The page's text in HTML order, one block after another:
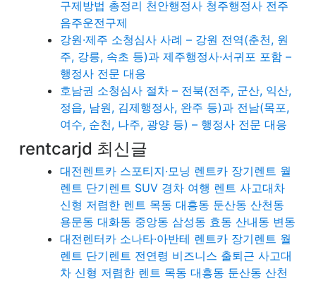
구제방법 총정리 천안행정사 청주행정사 전주
음주운전구제
강원·제주 소청심사 사례 – 강원 전역(춘천, 원
주, 강릉, 속초 등)과 제주행정사·서귀포 포함 –
행정사 전문 대응
호남권 소청심사 절차 – 전북(전주, 군산, 익산,
정읍, 남원, 김제행정사, 완주 등)과 전남(목포,
여수, 순천, 나주, 광양 등) – 행정사 전문 대응
rentcarjd 최신글
대전렌트카 스포티지·모닝 렌트카 장기렌트 월
렌트 단기렌트 SUV 경차 여행 렌트 사고대차
신형 저렴한 렌트 목동 대흥동 둔산동 산천동
용문동 대화동 중앙동 삼성동 효동 산내동 변동
대전렌터카 소나타·아반테 렌트카 장기렌트 월
렌트 단기렌트 전연령 비즈니스 출퇴근 사고대
차 신형 저렴한 렌트 목동 대흥동 둔산동 산천